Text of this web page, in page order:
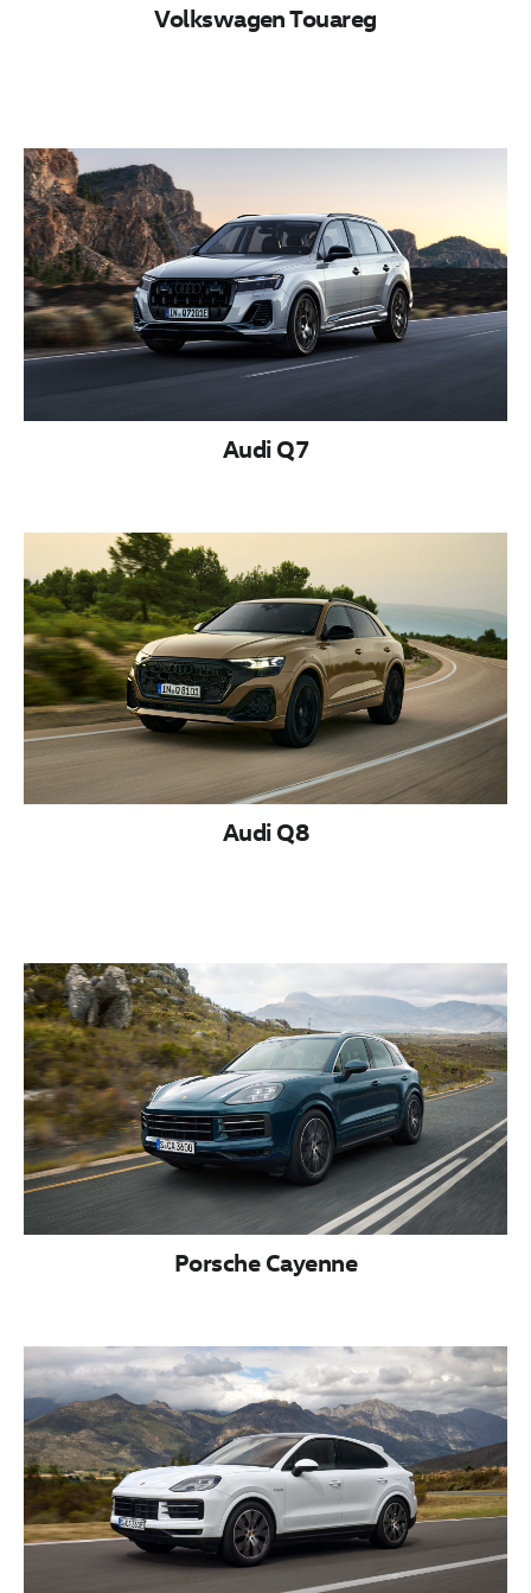
Volkswagen Touareg
Audi Q7
Audi Q8
Porsche Cayenne